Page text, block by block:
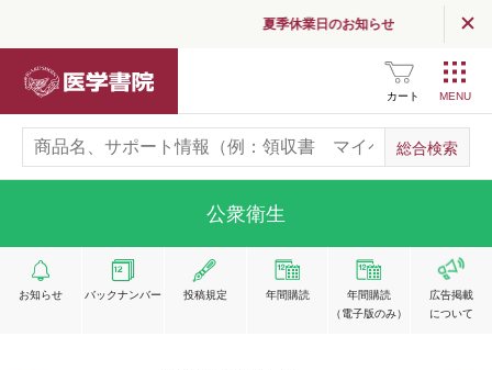
夏季休業日のお知らせ
カート
公衆衛生
お知らせ バックナンバー 投稿規定 年間購読
年間購読
（電子版のみ）
広告掲載
について